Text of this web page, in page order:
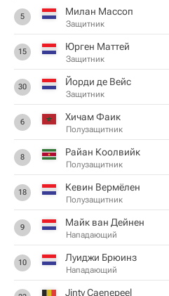
5 Милан Массоп
Защитник
15 Юрген Маттей
Защитник
30 Йорди де Вейс
Защитник
6 Хичам Фаик
Полузащитник
8 Райан Коолвийк
Полузащитник
18 Кевин Вермёлен
Полузащитник
9 Майк ван Дейнен
Нападающий
10 Луиджи Брюинз
Нападающий
Jinty Caenepeel